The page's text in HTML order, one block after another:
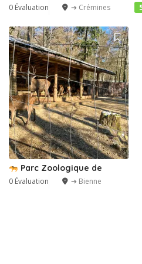
0 Évaluation ➔ Crémines
Parc Zoologique de
0 Évaluation ➔ Bienne